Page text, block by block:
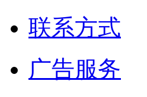
联系方式
广告服务